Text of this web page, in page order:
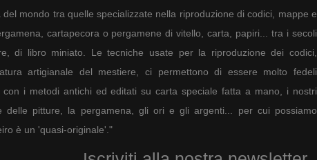
mondo tra quelle specializzate nella riproduzione di codici, mappe e
cartapecora o pergamene di vitello, carta, papiri... tra i secoli
di libro miniato. Le tecniche usate per la riproduzione dei codici,
artigianale del mestiere, ci permettono di essere molto fedeli
i metodi antichi ed editati su carta speciale fatta a mano, i nostri
delle pitture, la pergamena, gli ori e gli argenti... per cui possiamo
è un 'quasi-originale'."